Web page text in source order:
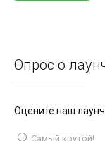
Опрос о
Оцените наш
Самый крутой!